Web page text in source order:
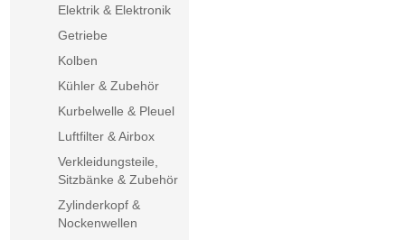
Elektrik & Elektronik
Getriebe
Kolben
Kühler & Zubehör
Kurbelwelle & Pleuel
Luftfilter & Airbox
Verkleidungsteile,
Sitzbänke & Zubehör
Zylinderkopf &
Nockenwellen